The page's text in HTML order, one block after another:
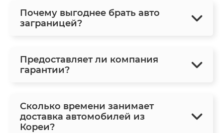
Почему выгоднее брать авто
заграницей?
Предоставляет ли компания
гарантии?
Сколько времени занимает
доставка автомобилей из
Кореи?